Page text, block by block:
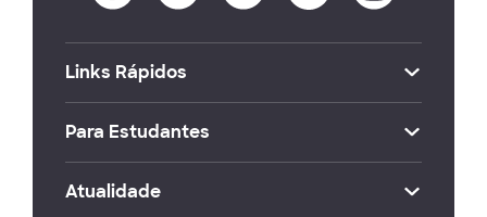
Links Rápidos
Para Estudantes
Atualidade